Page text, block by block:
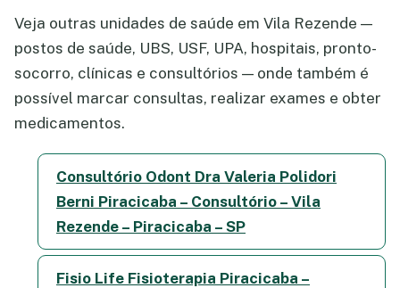
Veja outras unidades de saúde em Vila Rezende —
postos de saúde, UBS, USF, UPA, hospitais, pronto-
socorro, clínicas e consultórios — onde também é
possível marcar consultas, realizar exames e obter
medicamentos.
Consultório Odont Dra Valeria Polidori
Berni Piracicaba – Consultório – Vila
Rezende – Piracicaba – SP
Fisio Life Fisioterapia Piracicaba –